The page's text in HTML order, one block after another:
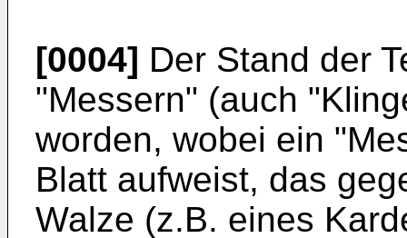
[0004] Der Stand der
"Messern" (auch
worden, wobei ein
Blatt aufweist, das
Walze (z.B. eines